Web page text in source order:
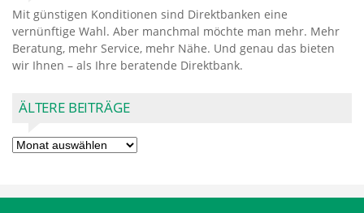
Mit günstigen Konditionen sind Direktbanken eine
vernünftige Wahl. Aber manchmal möchte man mehr. Mehr
Beratung, mehr Service, mehr Nähe. Und genau das bieten
wir Ihnen – als Ihre beratende Direktbank.
ÄLTERE BEITRÄGE
Ältere